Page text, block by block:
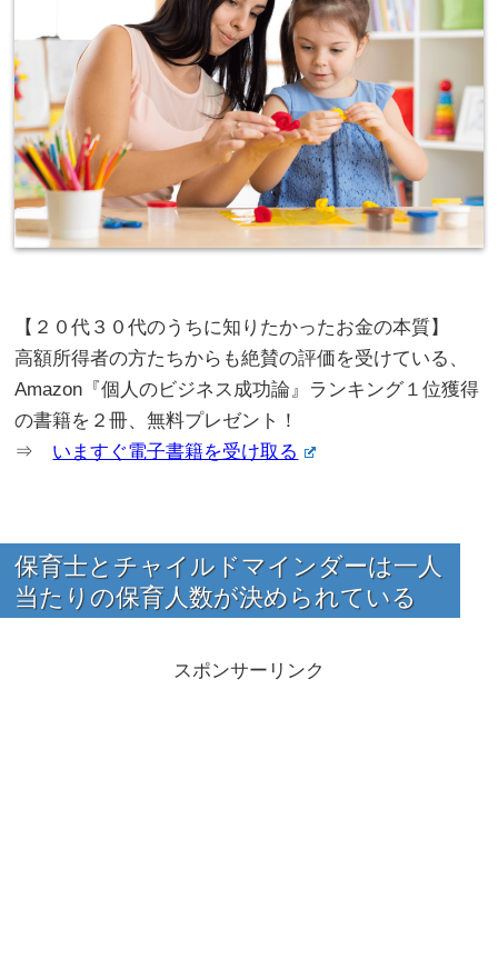
【２０代３０代のうちに知りたかったお金の本質】
高額所得者の方たちからも絶賛の評価を受けている、
Amazon『個人のビジネス成功論』ランキング１位獲得
の書籍を２冊、無料プレゼント！
⇒ いますぐ電子書籍を受け取る
保育士とチャイルドマインダーは一人
当たりの保育人数が決められている
スポンサーリンク